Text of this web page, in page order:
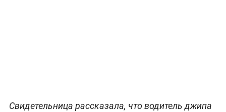
Свидетельница рассказала, что водитель джипа